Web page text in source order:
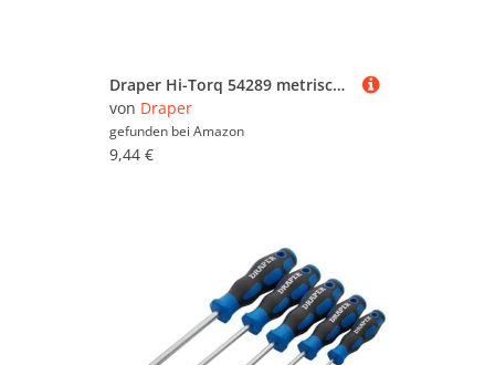
Draper Hi-Torq 54289 metrischer Ringmaulschlüssel, Länge 219 mm
von Draper
gefunden bei Amazon
9,44 €